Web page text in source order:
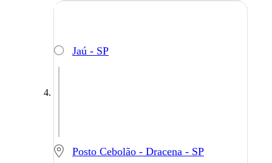
Jaú - SP
Posto Cebolão - Dracena - SP